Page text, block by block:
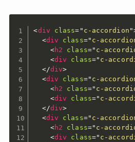
<div class= " c-accordion "
<div class=" c-
<h2 class=" c-
<div class=" c-
</div>
<div class=" c-
<h2 class=" c-
<div class=" c-
</div>
<div class=" c-
<h2 class=" c-
<div class=" c-